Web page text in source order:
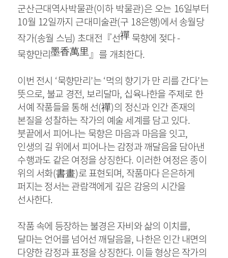
군산근대역사박물관(이하 박물관)은 오는 16일부터
10월 12일까지 근대미술관(구 18은행)에서 송월당
작가(송월 스님) 초대전 『선禪 묵향에 젖다-
묵향만리墨香萬里』 를 개최한다.
이번 전시 ‘묵향만리’는‘먹의 향기가 만 리를 간다’는
뜻으로, 불교 경전, 보리달마, 십육나한을 주제로 한
서예 작품들을 통해 선(禪)의 정신과 인간 존재의
본질을 성찰하는 작가의 예술 세계를 담고 있다.
붓끝에서 피어나는 묵향은 마음과 마음을 잇고,
인생의 길 위에서 피어나는 감정과 깨달음을 담아낸
수행과도 같은 여정을 상징한다. 이러한 여정은 종이
위의 서화(書畫)로 표현되며, 작품마다 은은하게
퍼지는 정서는 관람객에게 깊은 감응의 시간을
선사한다.
작품 속에 등장하는 불경은 자비와 삶의 이치를,
달마는 언어를 넘어선 깨달음을, 나한은 인간 내면의
다양한 감정과 표정을 상징한다. 이들 형상은 작가의